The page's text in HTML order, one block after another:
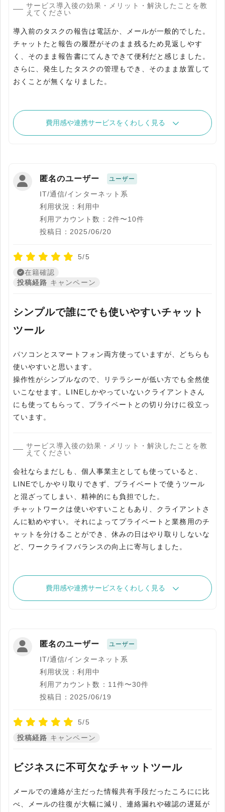
サービス導入後の効果・メリット・解決したことを教
えてください
導入前のタスクの報告は電話か、メールが一般的でした。
チャットたと報告の履歴がそのまま残るため見返しやす
く、そのまま報告書にてんきできて便利だと感じました。
さらに、発生したタスクの管理もでき、そのまま放置して
おくことが無くなりました。
費用感や連携サービスをくわしく見る
匿名のユーザー ユーザー
IT/通信/インターネット系
利用状況：利用中
利用アカウント数：2件〜10件
投稿日：2025/06/20
5/5
在籍確認
投稿経路 キャンペーン
シンプルで誰にでも使いやすいチャット
ツール
パソコンとスマートフォン両方使っていますが、どちらも
使いやすいと思います。
操作性がシンプルなので、リテラシーが低い方でも全然使
いこなせます。LINEしかやっていないクライアントさん
にも使ってもらって、プライベートとの切り分けに役立っ
ています。
サービス導入後の効果・メリット・解決したことを教
えてください
会社ならまだしも、個人事業主としても使っていると、
LINEでしかやり取りできず、プライベートで使うツール
と混ざってしまい、精神的にも負担でした。
チャットワークは使いやすいこともあり、クライアントさ
んに勧めやすい。それによってプライベートと業務用のチ
ャットを分けることができ、休みの日はやり取りしないな
ど、ワークライフバランスの向上に寄与しました。
費用感や連携サービスをくわしく見る
匿名のユーザー ユーザー
IT/通信/インターネット系
利用状況：利用中
利用アカウント数：11件〜30件
投稿日：2025/06/19
5/5
投稿経路 キャンペーン
ビジネスに不可欠なチャットツール
メールでの連絡が主だった情報共有手段だったころにに比
べ、メールの往復が大幅に減り、連絡漏れや確認の遅延が